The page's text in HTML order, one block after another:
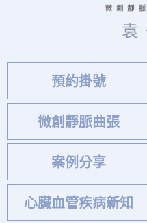
心臟血管疾病新知
微創靜脈曲張
案例分享
預約掛號